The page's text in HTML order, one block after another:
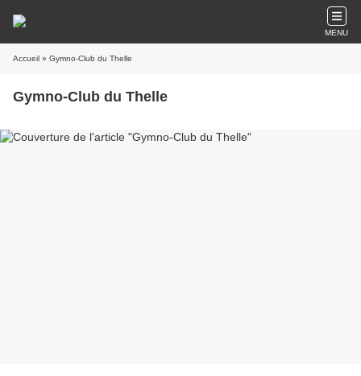
MENU
Accueil » Gymno-Club du Thelle
Gymno-Club du Thelle